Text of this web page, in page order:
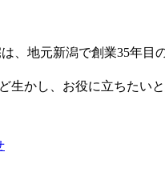
、地元新潟で創業35年目
生かし、お役に立ちたいと